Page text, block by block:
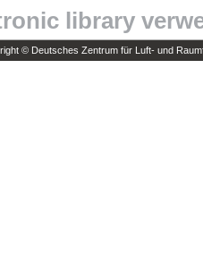
library
© Deutsches Zentrum für Luft- und